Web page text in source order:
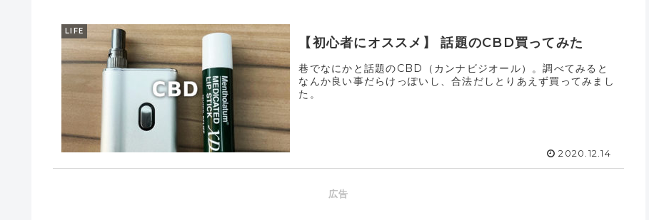
LIFE
【初心者にオススメ】 話題のCBD買ってみた
巷でなにかと話題のCBD（カンナビジオール）。調べてみると
なんか良い事だらけっぽいし、合法だしとりあえず買ってみまし
た。
2020.12.14
広告